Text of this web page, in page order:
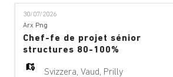
suivants : aéroports, ponts, bâtiments,
téléphériques, innovation numérique,
équipements, géologie, géotechnique,
hydrauli
30/07/2026
Arx Png
Chef-fe de projet sénior
structures 80-100%
Svizzera ,Vaud Prilly